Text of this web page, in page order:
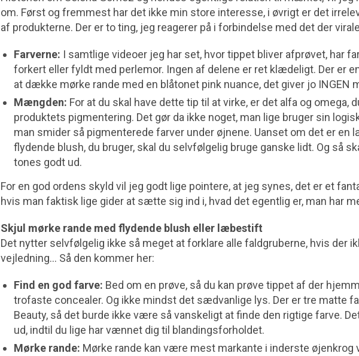
om. Først og fremmest har det ikke min store interesse, i øvrigt er det
af produkterne. Der er to ting, jeg reagerer på i forbindelse med det der
Farverne: I samtlige videoer jeg har set, hvor tippet bliver afprøvet, har
forkert eller fyldt med perlemor. Ingen af delene er ret klædeligt. Der er
at dække mørke rande med en blåtonet pink nuance, det giver jo INGEN
Mængden: For at du skal have dette tip til at virke, er det alfa og omega,
produktets pigmentering. Det gør da ikke noget, man lige bruger sin
man smider så pigmenterede farver under øjnene. Uanset om det er en
flydende blush, du bruger, skal du selvfølgelig bruge ganske lidt. Og så
tones godt ud.
For en god ordens skyld vil jeg godt lige pointere, at jeg synes, det er et
hvis man faktisk lige gider at sætte sig ind i, hvad det egentlig er, man har
Skjul mørke rande med flydende blush eller læbestift
Det nytter selvfølgelig ikke så meget at forklare alle faldgruberne, hvis der
vejledning… Så den kommer her:
Find en god farve: Bed om en prøve, så du kan prøve tippet af der
trofaste concealer. Og ikke mindst det sædvanlige lys. Der er tre matte
Beauty, så det burde ikke være så vanskeligt at finde den rigtige farve.
ud, indtil du lige har vænnet dig til blandingsforholdet.
Mørke rande: Mørke rande kan være mest markante i inderste